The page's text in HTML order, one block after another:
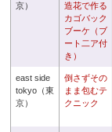
京）
造花で作る
カゴバック
ブーケ（ブ
ート二ア付
き）
east side
tokyo（東
京）
倒さずその
まま包むテ
クニック